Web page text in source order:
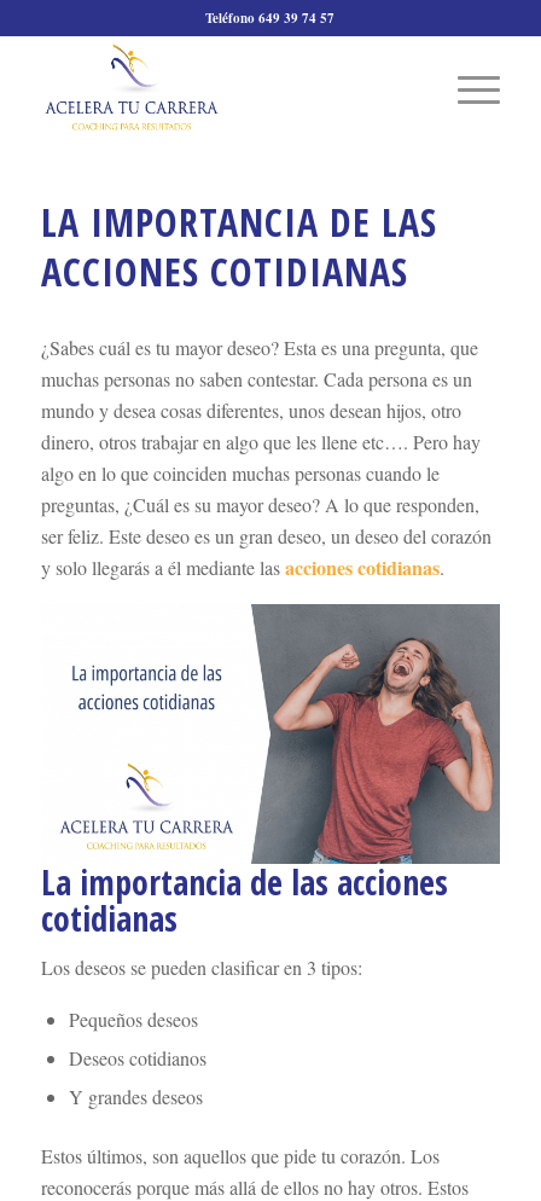
Teléfono 649 39 74 57
LA IMPORTANCIA DE LAS
ACCIONES COTIDIANAS
¿Sabes cuál es tu mayor deseo? Esta es una pregunta, que
muchas personas no saben contestar. Cada persona es un
mundo y desea cosas diferentes, unos desean hijos, otro
dinero, otros trabajar en algo que les llene etc…. Pero hay
algo en lo que coinciden muchas personas cuando le
preguntas, ¿Cuál es su mayor deseo? A lo que responden,
ser feliz. Este deseo es un gran deseo, un deseo del corazón
y solo llegarás a él mediante lasacciones cotidianas.
La importancia de las acciones
cotidianas
Los deseos se pueden clasificar en 3 tipos:
Pequeños deseos
Deseos cotidianos
Y grandes deseos
Estos últimos, son aquellos que pide tu corazón. Los
reconocerás porque más allá de ellos no hay otros. Estos